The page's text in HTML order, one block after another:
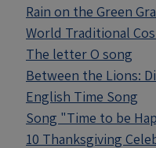
Rain on the Green
World Traditional
The letter O song
Between the Lions:
English Time Song
Song "Time to be
10 Thanksgiving